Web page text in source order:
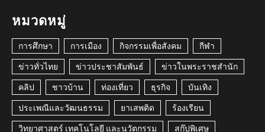
หมวดหมู่
การศึกษา การเมือง กิจกรรมเพื่อสังคม กีฬา
ข่าวทั่วไทย ข่าวประชาสัมพันธ์ ข่าวในพระราชสำนัก
คลิป ชาวบ้าน ท่องเที่ยว ธุรกิจ บันเทิง
ประเพณีและวัฒนธรรม ยาเสพติด ร้องเรียน
วิทยาศาสตร์ เทคโนโลยี และนวัตกรรม สกู๊ปพิเศษ